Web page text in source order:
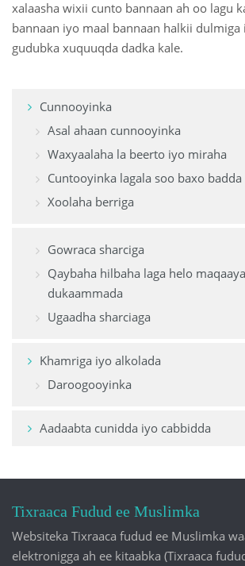
Yorùbá
xalaasha wixii cunto bannaan ah oo lagu
bannaan iyo maal bannaan halkii dulmiga
gudubka xuquuqda dadka kale.
Cunnooyinka
Asal ahaan cunnooyinka
Waxyaalaha la beerto iyo miraha
Cuntooyinka lagala soo baxo badda
Xoolaha berriga
Gowraca sharciga
Qaybaha hilbaha laga helo
dukaammada
Ugaadha sharciaga
Khamriga iyo alkolada
Daroogooyinka
Aadaabta cunidda iyo cabbidda
Tixraaca Fudud ee Muslimka
Websiteka Tixraaca fudud ee Muslimka
elektronigga ah ee kitaabka (Tixraaca